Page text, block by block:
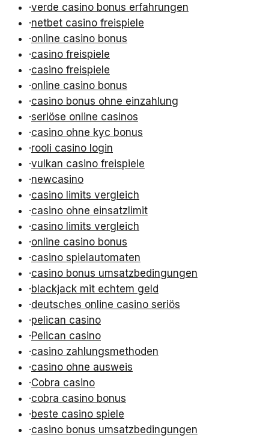
·verde casino bonus erfahrungen
·netbet casino freispiele
·online casino bonus
·casino freispiele
·casino freispiele
·online casino bonus
·casino bonus ohne einzahlung
·seriöse online casinos
·casino ohne kyc bonus
·rooli casino login
·vulkan casino freispiele
·newcasino
·casino limits vergleich
·casino ohne einsatzlimit
·casino limits vergleich
·online casino bonus
·casino spielautomaten
·casino bonus umsatzbedingungen
·blackjack mit echtem geld
·deutsches online casino seriös
·pelican casino
·Pelican casino
·casino zahlungsmethoden
·casino ohne ausweis
·Cobra casino
·cobra casino bonus
·beste casino spiele
·casino bonus umsatzbedingungen